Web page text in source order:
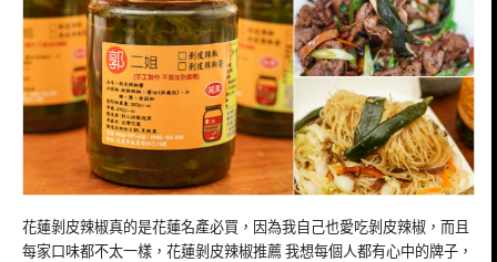
花蓮剝皮辣椒真的是花蓮名產必買，因為我自己也愛吃剝皮辣椒，而且
每家口味都不太一樣，花蓮剝皮辣椒推薦 我想每個人都有心中的牌子，